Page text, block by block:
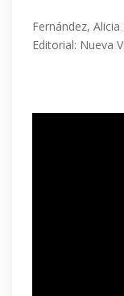
Fernández, Alicia
Editorial: Nueva